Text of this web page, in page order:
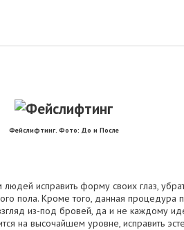
Фейслифтинг. Фото: До и После
исправить форму своих глаз,
пола. Кроме того, данная процедура
из-под бровей, да и не каждому
на высочайшем уровне, исправить